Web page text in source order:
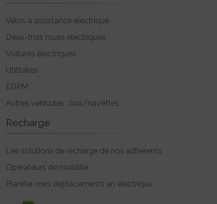
Vélos à assistance électrique
Deux-trois roues électriques
Voitures électriques
Utilitaires
EDPM
Autres véhicules : bus/navettes
Recharge
Les solutions de recharge de nos adhérents
Opérateurs de mobilité
Planifier mes déplacements en électrique